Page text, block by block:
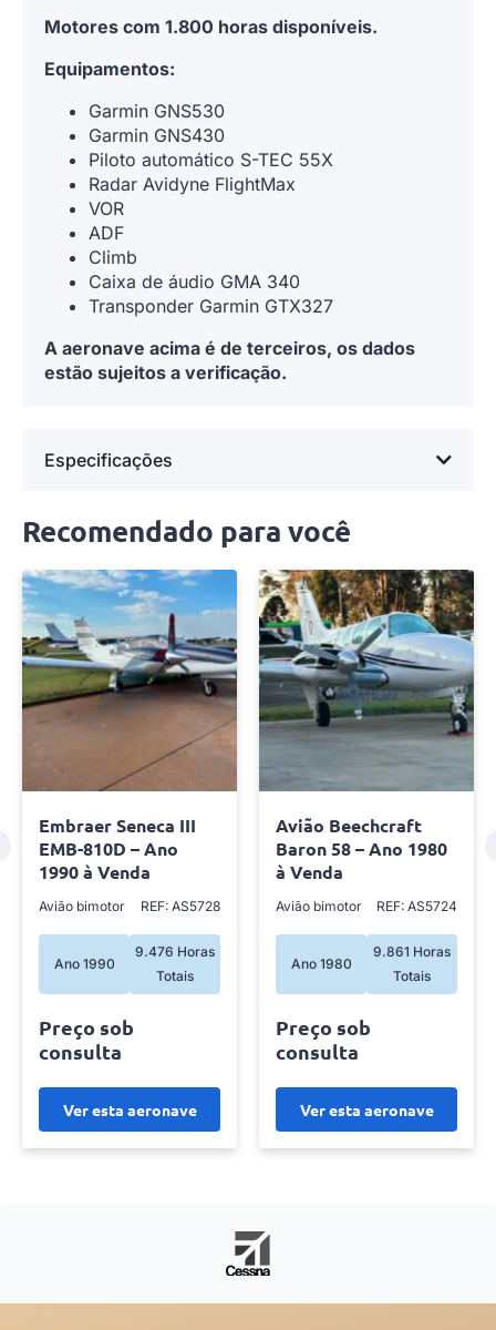
Motores com 1.800 horas disponíveis.
Equipamentos:
Garmin GNS530
Garmin GNS430
Piloto automático S-TEC 55X
Radar Avidyne FlightMax
VOR
ADF
Climb
Caixa de áudio GMA 340
Transponder Garmin GTX327
A aeronave acima é de terceiros, os dados
estão sujeitos a verificação.
Especificações
Recomendado para você
Embraer Seneca III
EMB-810D – Ano
1990 à Venda
Avião bimotor REF: AS5728
Ano 1990
9.476 Horas
Totais
Ver esta aeronave
Preço sob
consulta
Avião Beechcraft
Baron 58 – Ano 1980
à Venda
Avião bimotor REF: AS5724
Ano 1980
9.861 Horas
Totais
Ver esta aeronave
Preço sob
consulta